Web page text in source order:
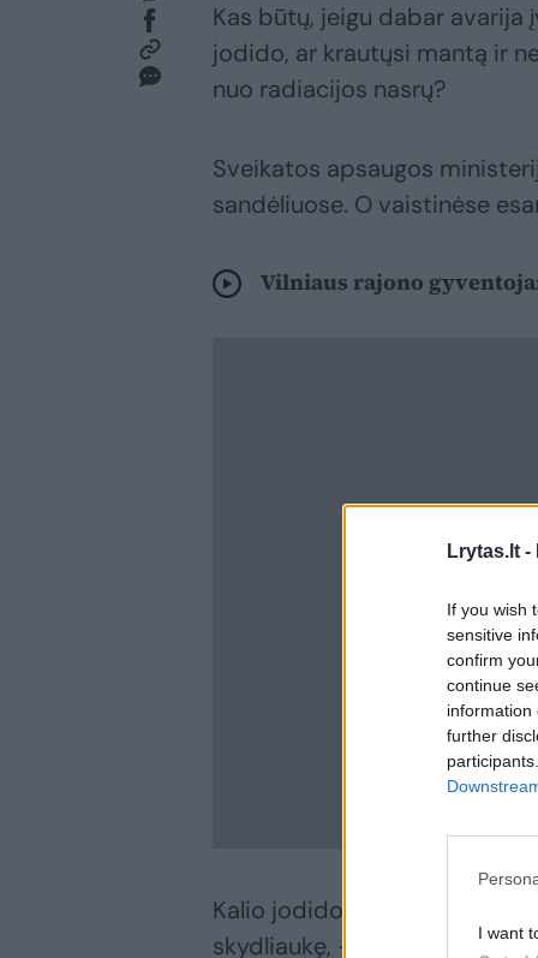
Lrytas.lt -
If you wish
sensitive
confirm
continue
information
further
I want
Kas būtų, jeigu dabar avarija
jodido, ar krautųsi mantą ir
nuo radiacijos nasrų?
Sveikatos apsaugos
sandėliuose. O vaistinėse
Vilniaus rajono
Kalio jodido tabletės skirtos
skydliaukę, – branduolinės